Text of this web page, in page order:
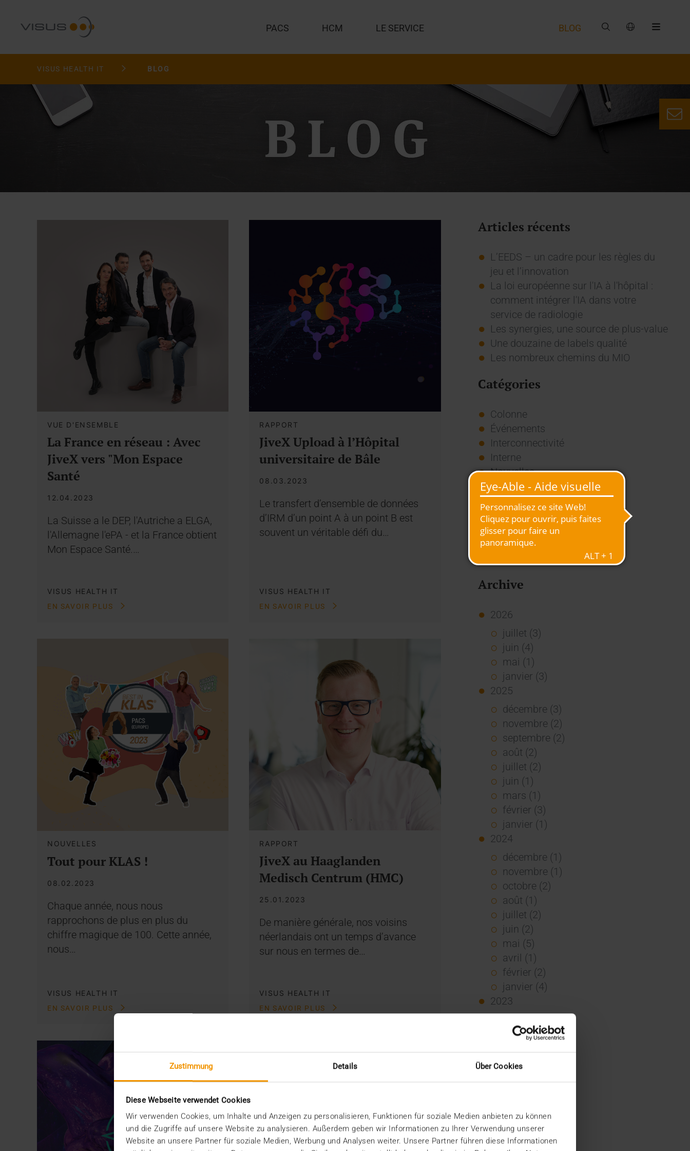
Zustimmung Details Über Cookies
Diese Webseite verwendet Cookies
Wir verwenden Cookies, um Inhalte und Anzeigen zu personalisieren, Funktionen für soziale Medien anbieten zu können
und die Zugriffe auf unsere Website zu analysieren. Außerdem geben wir Informationen zu Ihrer Verwendung unserer
Website an unsere Partner für soziale Medien, Werbung und Analysen weiter. Unsere Partner führen diese Informationen
PACS HCM LE SERVICE BLOG
VISUS HEALTH IT BLOG
VUE D'ENSEMBLE
La France en réseau : Avec
JiveX vers "Mon Espace
Santé
12.04.2023
La Suisse a le DEP, l'Autriche a ELGA,
l'Allemagne l'ePA - et la France obtient
Mon Espace Santé.…
VISUS HEALTH IT
EN SAVOIR PLUS
RAPPORT
JiveX Upload à l’Hôpital
universitaire de Bâle
08.03.2023
Le transfert d’ensemble de données
d’IRM d’un point A à un point B est
souvent un véritable défi du…
VISUS HEALTH IT
EN SAVOIR PLUS
NOUVELLES
Tout pour KLAS !
08.02.2023
Chaque année, nous nous
rapprochons de plus en plus du
chiffre magique de 100. Cette année,
nous…
VISUS HEALTH IT
EN SAVOIR PLUS
RAPPORT
JiveX au Haaglanden
Medisch Centrum (HMC)
25.01.2023
De manière générale, nos voisins
néerlandais ont un temps d’avance
sur nous en termes de…
VISUS HEALTH IT
EN SAVOIR PLUS
Articles récents
L’EEDS – un cadre pour les règles du
jeu et l’innovation
La loi européenne sur l'IA à l'hôpital :
comment intégrer l'IA dans votre
service de radiologie
Les synergies, une source de plus-value
Une douzaine de labels qualité
Les nombreux chemins du MIO
Catégories
Colonne
Événements
Interconnectivité
Interne
Nouvelles
Presse
Rapport
RSE
Stories
Usage des Standards
Archive
2026
juillet (3)
juin (4)
mai (1)
janvier (3)
2025
décembre (3)
novembre (2)
septembre (2)
août (2)
juillet (2)
juin (1)
mars (1)
février (3)
janvier (1)
2024
décembre (1)
novembre (1)
octobre (2)
août (1)
juillet (2)
juin (2)
mai (5)
avril (1)
février (2)
janvier (4)
2023
novembre (5)
août (1)
mars (1)
février (1)